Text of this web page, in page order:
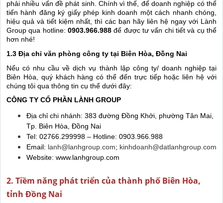
phải nhiều vấn đề phát sinh. Chính vì thế, để doanh nghiệp có thể
tiến hành đăng ký giấy phép kinh doanh một cách nhanh chóng,
hiệu quả và tiết kiệm nhất, thì các bạn hãy liên hệ ngay với Lành
Group qua hotline: 0903.966.988để được tư vấn chi tiết và cụ thể
hơn nhé!
1.3 Địa chỉ văn phòng công ty tại Biên Hòa, Đồng Nai
Nếu có nhu cầu về dịch vụ thành lập công ty/ doanh nghiệp tại
Biên Hòa, quý khách hàng có thể đến trực tiếp hoặc liên hệ với
chúng tôi qua thông tin cụ thể dưới đây:
CÔNG TY CỔ PHẦN LÀNH GROUP
Địa chỉ chi nhánh: 383 đường Đồng Khởi, phường Tân Mai,
Tp. Biên Hòa, Đồng Nai
Tel: 02766.299998 – Hotline: 0903.966.988
Email: lanh@lanhgroup.com; kinhdoanh@datlanhgroup.com
Website: www.lanhgroup.com
2. Tiềm năng phát triển của thành phố Biên Hòa,
tỉnh Đồng Nai